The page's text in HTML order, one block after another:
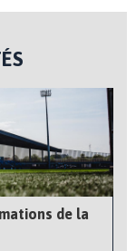
de la